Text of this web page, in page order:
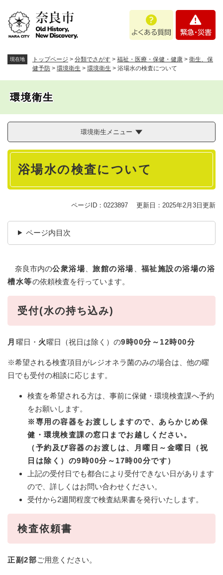
あ
問
・
現在地 トップページ > 分類でさがす > 福祉・医療・保健・健康 > 衛生、保
健予防 > 環境衛生 > 環境衛生 > 浴場水の検査について
環境衛生
環境衛生メニュー
本
浴場水の検査について
ページID：0223897 更新日：2025年2月3日更新
ページ内目次
奈良市内の公衆浴場 旅館の浴場
福祉施設の浴場の浴
槽水等の依頼検査を行っています。
受付(水の持ち込み)
月 曜日・ 火曜日（祝日は除く）の9時00分～12時00分
※希望される検査項目がレジオネラ菌のみの場合は、他の曜
日でも受付の相談に応じます。
検査を希望される方は、事前に保健・環境検査課へ予約
をお願いします。
※専用の容器をお渡ししますので、あらかじめ保
健・環境検査課の窓口までお越しください。
（予約及び容器のお渡しは、月曜日～金曜日（祝
日は除く）の9時00分～17時00分です）
上記の受付日でも都合により受付できない日があります
ので、詳しくはお問い合わせください。
受付から2週間程度で検査結果書を発行いたします。
検査依頼書
正副2部ご用意ください。